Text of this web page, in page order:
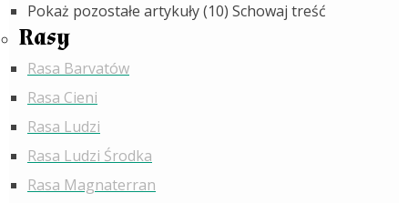
Pokaż pozostałe artykuły (10) Schowaj treść
Rasy
Rasa Barvatów
Rasa Cieni
Rasa Ludzi
Rasa Ludzi Środka
Rasa Magnaterran